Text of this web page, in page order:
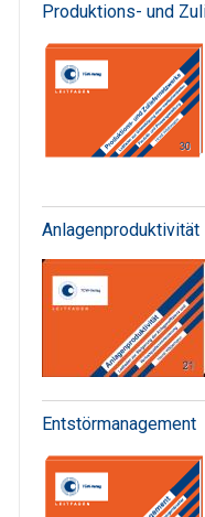
Produktions- und
Anlagenproduktivität
Entstörmanagement